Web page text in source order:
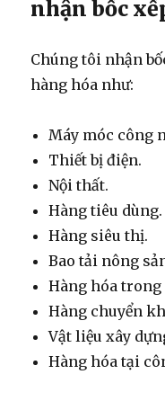
nhận bốc
Chúng tôi nhận
hàng hóa như:
Máy móc công
Thiết bị điện.
Nội thất.
Hàng tiêu dùng.
Hàng siêu thị.
Bao tải nông
Hàng hóa
Hàng chuyển
Vật liệu xây
Hàng hóa tại